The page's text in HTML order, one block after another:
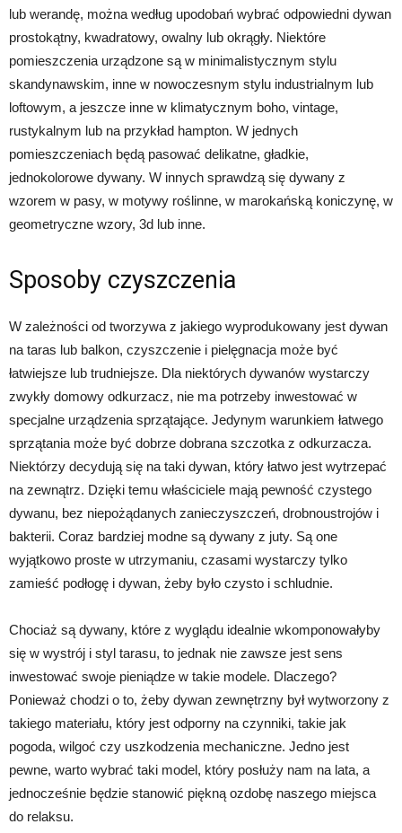
lub werandę, można według upodobań wybrać odpowiedni dywan
prostokątny, kwadratowy, owalny lub okrągły. Niektóre
pomieszczenia urządzone są w minimalistycznym stylu
skandynawskim, inne w nowoczesnym stylu industrialnym lub
loftowym, a jeszcze inne w klimatycznym boho, vintage,
rustykalnym lub na przykład hampton. W jednych
pomieszczeniach będą pasować delikatne, gładkie,
jednokolorowe dywany. W innych sprawdzą się dywany z
wzorem w pasy, w motywy roślinne, w marokańską koniczynę, w
geometryczne wzory, 3d lub inne.
Sposoby czyszczenia
W zależności od tworzywa z jakiego wyprodukowany jest dywan
na taras lub balkon, czyszczenie i pielęgnacja może być
łatwiejsze lub trudniejsze. Dla niektórych dywanów wystarczy
zwykły domowy odkurzacz, nie ma potrzeby inwestować w
specjalne urządzenia sprzątające. Jedynym warunkiem łatwego
sprzątania może być dobrze dobrana szczotka z odkurzacza.
Niektórzy decydują się na taki dywan, który łatwo jest wytrzepać
na zewnątrz. Dzięki temu właściciele mają pewność czystego
dywanu, bez niepożądanych zanieczyszczeń, drobnoustrojów i
bakterii. Coraz bardziej modne są dywany z juty. Są one
wyjątkowo proste w utrzymaniu, czasami wystarczy tylko
zamieść podłogę i dywan, żeby było czysto i schludnie.
Chociaż są dywany, które z wyglądu idealnie wkomponowałyby
się w wystrój i styl tarasu, to jednak nie zawsze jest sens
inwestować swoje pieniądze w takie modele. Dlaczego?
Ponieważ chodzi o to, żeby dywan zewnętrzny był wytworzony z
takiego materiału, który jest odporny na czynniki, takie jak
pogoda, wilgoć czy uszkodzenia mechaniczne. Jedno jest
pewne, warto wybrać taki model, który posłuży nam na lata, a
jednocześnie będzie stanowić piękną ozdobę naszego miejsca
do relaksu.